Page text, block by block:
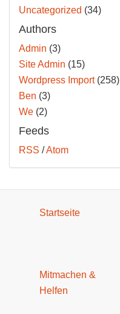
Uncategorized (34)
Authors
Admin (3)
Site Admin (15)
Wordpress Import(258)
Ben (3)
We (2)
Feeds
RSS /Atom
Startseite
Mitmachen &
Helfen